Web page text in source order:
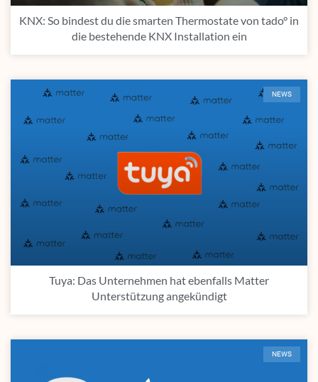
KNX: So bindest du die smarten Thermostate von tado° in
die bestehende KNX Installation ein
NEWS
Tuya: Das Unternehmen hat ebenfalls Matter
Unterstützung angekündigt
NEWS